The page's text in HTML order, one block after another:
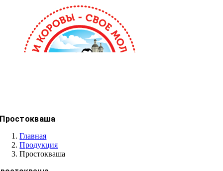
Простокваша
Главная
Продукция
Простокваша